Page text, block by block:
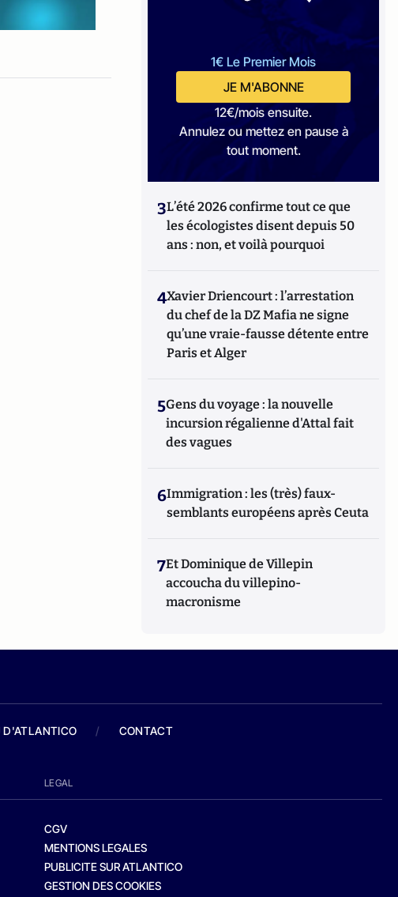
1€ Le Premier Mois
JE M'ABONNE
12€/mois ensuite.
Annulez ou mettez en pause à
tout moment.
3L’été 2026 confirme tout ce que
les écologistes disent depuis 50
ans : non, et voilà pourquoi
4Xavier Driencourt : l’arrestation
du chef de la DZ Mafia ne signe
qu’une vraie-fausse détente entre
Paris et Alger
5Gens du voyage : la nouvelle
incursion régalienne d'Attal fait
des vagues
6Immigration : les (très) faux-
semblants européens après Ceuta
7Et Dominique de Villepin
accoucha du villepino-
macronisme
D'ATLANTICO / CONTACT
LEGAL
CGV
MENTIONS LEGALES
PUBLICITE SUR ATLANTICO
GESTION DES COOKIES